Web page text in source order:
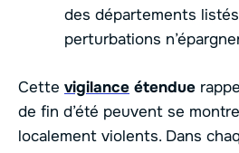
des départements
perturbations
Cette vigilance étendue
de fin d’été peuvent se
localement violents. Dans